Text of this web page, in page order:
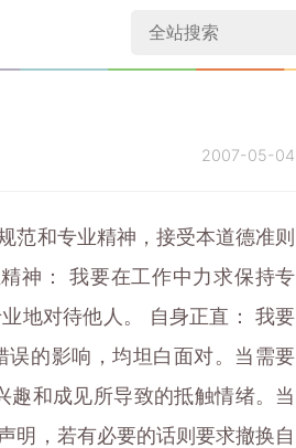
2007-05-04
范和专业精神，接受本道德准则
神： 我要在工作中力求保持专
地对待他人。 自身正直： 我要
的影响，均坦白面对。当需要
趣和成见所导致的抵触情绪。当
明，若有必要的话则要求撤换自